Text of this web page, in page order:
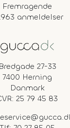
Fremragende
anmeldelser
Bredgade 27-33
7400 Herning
Danmark
25 79 45 83